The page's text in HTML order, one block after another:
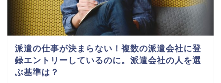
派遣の仕事が決まらない！複数の派遣会社に登
録エントリーしているのに。派遣会社の人を選
ぶ基準は？